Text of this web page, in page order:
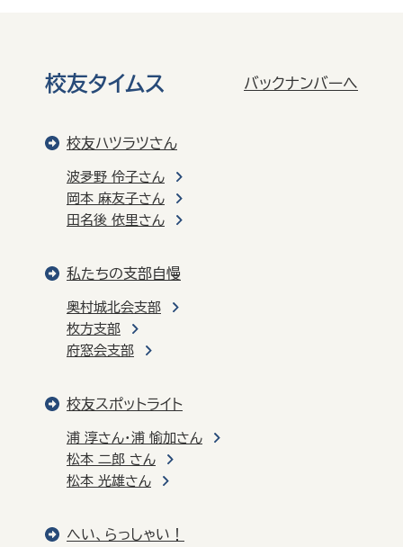
校友タイムス バックナンバーへ
校友ハツラツさん
波夛野 伶子さん
岡本 麻友子さん
田名後 依里さん
私たちの支部自慢
奥村城北会支部
枚方支部
府窓会支部
校友スポットライト
浦 淳さん・浦 愉加さん
松本 二郎 さん
松本 光雄さん
へい、らっしゃい！